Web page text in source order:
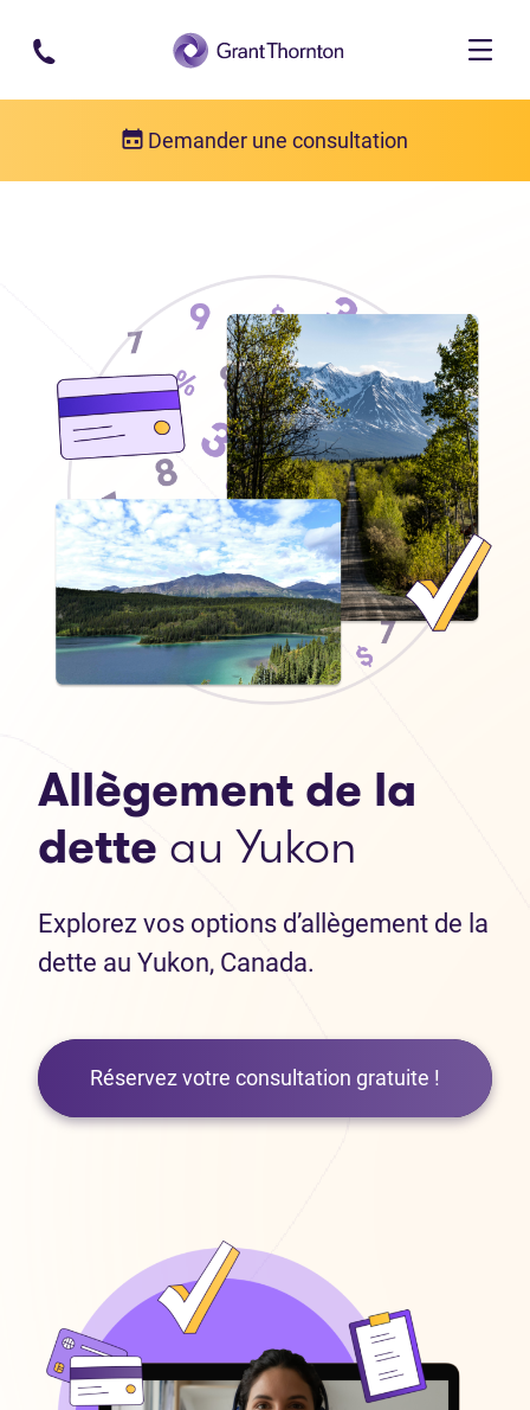
Passer au contenu principal
Demander une consultation
Allègement de la
dette au Yukon
Explorez vos options d’allègement de la
dette au Yukon, Canada.
Réservez votre consultation gratuite !